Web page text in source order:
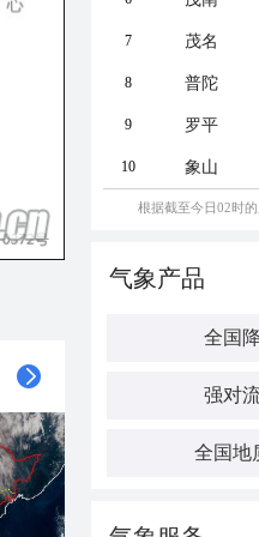
7 茂名
8 普陀
9 罗平
10 象山
根据截至今日02时
气象产品
全国
强对
全国地